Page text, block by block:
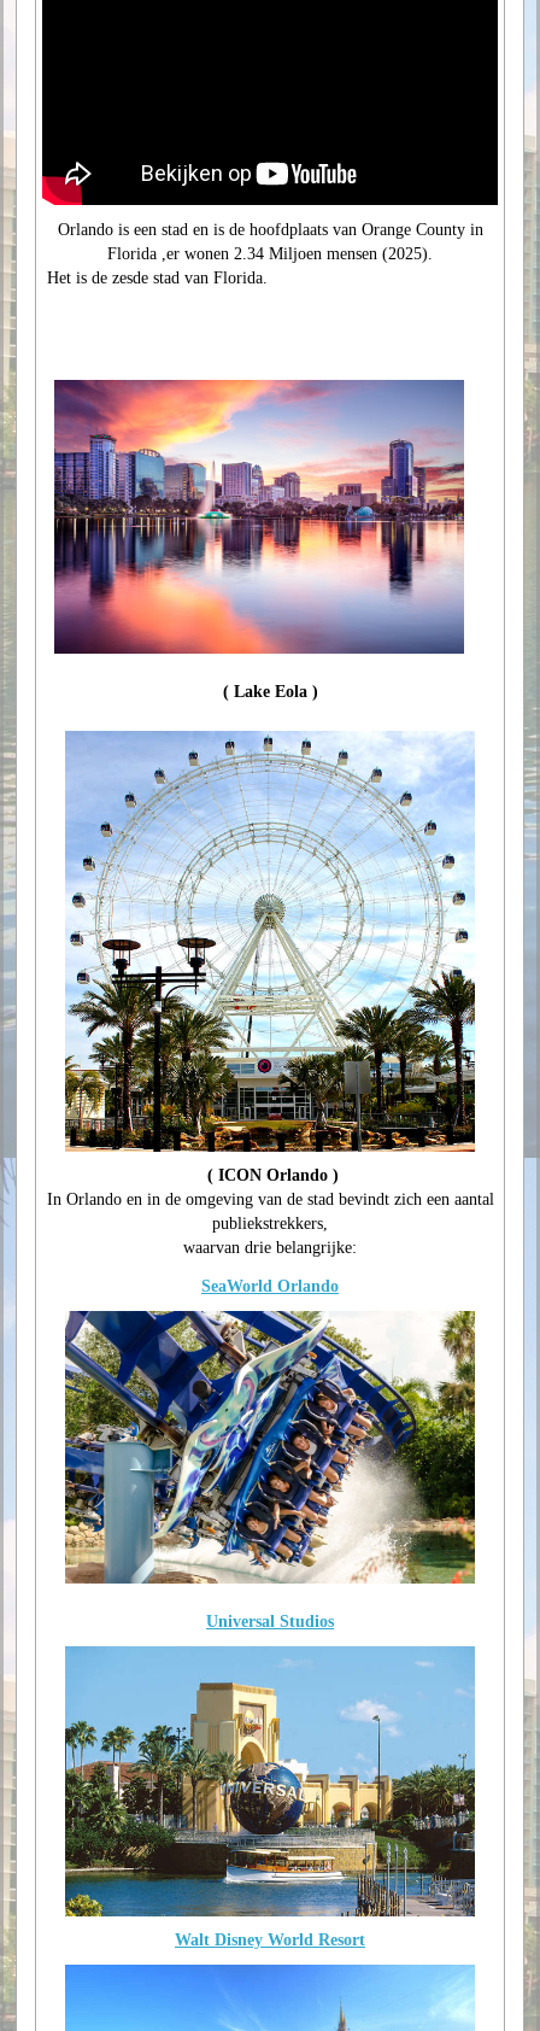
Orlando is een stad en is de hoofdplaats van Orange County in
Florida ,er wonen 2.34 Miljoen mensen (2025).
Het is de zesde stad van Florida.
( Lake Eola )
( ICON Orlando )
In Orlando en in de omgeving van de stad bevindt zich een aantal
publiekstrekkers,
waarvan drie belangrijke:
SeaWorld Orlando
Universal Studios
Walt Disney World Resort